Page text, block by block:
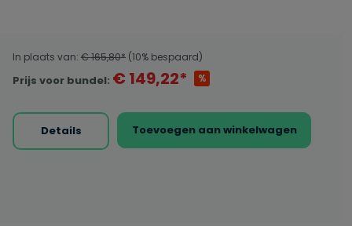
In plaats van: € 165,80* (10% bespaard)
Prijs voor bundel: € 149,22* %
Details Toevoegen aan winkelwagen